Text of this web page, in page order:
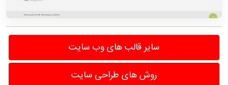
سایر قالب های وب سایت
روش های طراحی سایت